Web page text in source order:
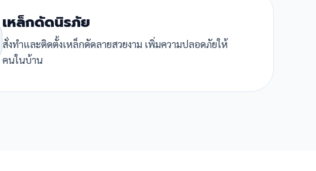
เหล็กดัดนิรภัย
สั่งทำและติดตั้งเหล็กดัดลายสวยงาม เพิ่มความปลอดภัยให้
คนในบ้าน